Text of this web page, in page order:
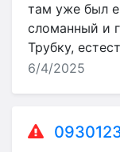
там уже был
сломанный и
Трубку,
6/4/2025